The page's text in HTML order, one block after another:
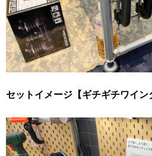
セットイメージ【ギチギチワイン